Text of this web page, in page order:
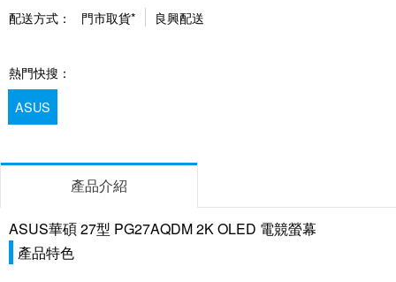
配送方式： 門市取貨* 良興配送
熱門快搜：
ASUS
產品介紹
ASUS華碩 27型 PG27AQDM 2K OLED 電競螢幕
產品特色